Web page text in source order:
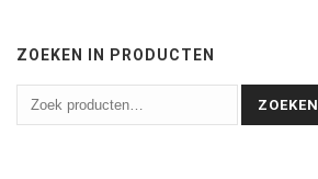
ZOEKEN IN PRODUCTEN
ZOEKEN